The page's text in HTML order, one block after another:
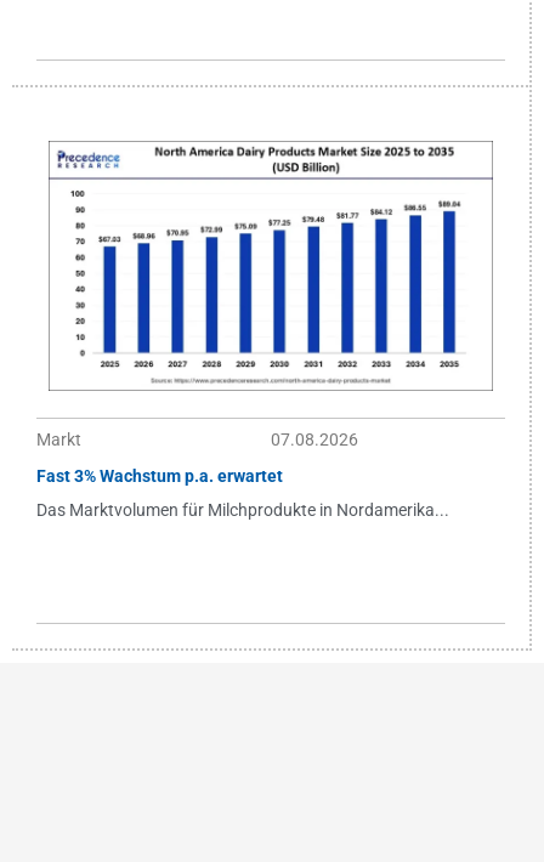
Markt
07.08.2026
Fast 3% Wachstum p.a. erwartet
Das Marktvolumen für Milchprodukte in Nordamerika...